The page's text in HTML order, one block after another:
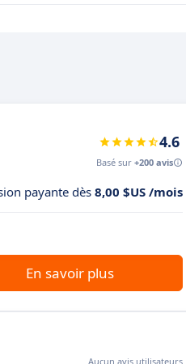
4.6
Basé sur +200 avis
payante dès8,00 $US /mois
En savoir plus
Aucun avis utilisateurs